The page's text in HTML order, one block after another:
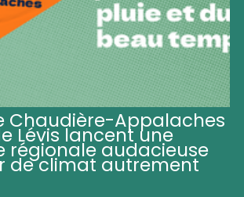
Chaudière-Appalaches
Lévis lancent une
régionale audacieuse
de climat autrement